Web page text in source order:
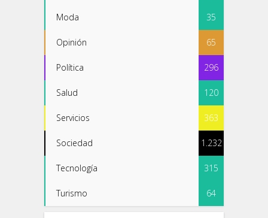
Moda 35
Opinión 65
Política 296
Salud 120
Servicios 363
Sociedad 1.232
Tecnología 315
Turismo 64